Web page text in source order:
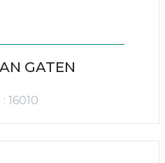
GATEN
: 16010